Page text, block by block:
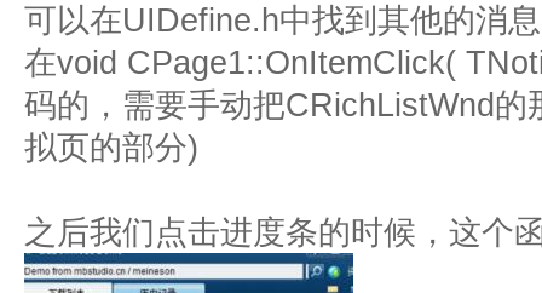
可以在UIDefine.h中找到其他的消
在void CPage1::OnItemClick(
码的，需要手动把CRichListWnd
拟页的部分)
之后我们点击进度条的时候，这个